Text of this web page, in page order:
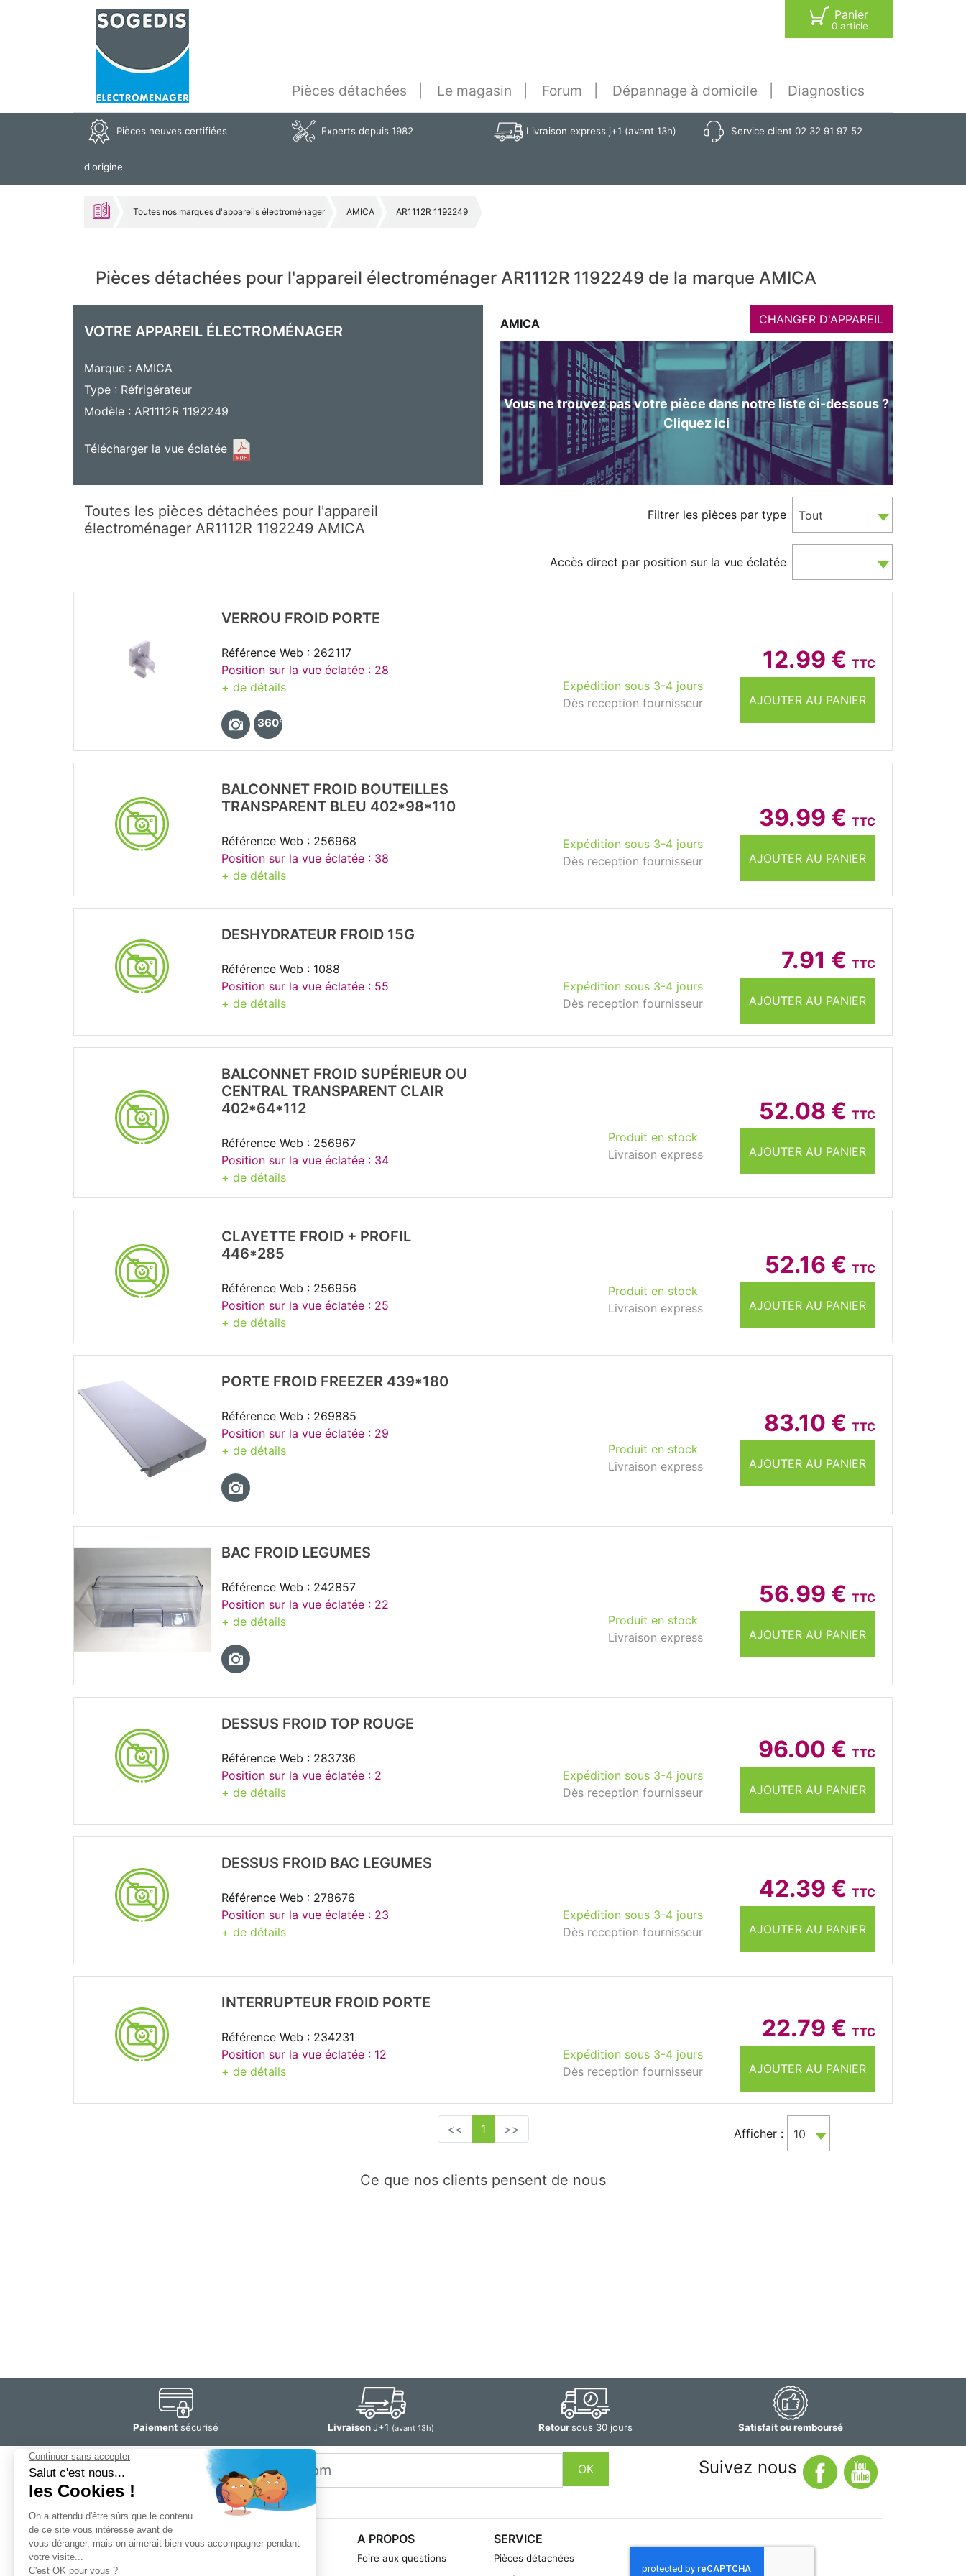
Panier
0 article
Pièces détachées Le magasin Forum Dépannage à domicile Diagnostics
Pièces neuves certifiées
d'origine
Experts depuis 1982 Livraison express j+1 (avant 13h) Service client 02 32 91 97 52
Toutes nos marques d'appareils électroménager AMICA AR1112R 1192249
Pièces détachées pour l'appareil électroménager AR1112R 1192249 de la marque AMICA
VOTRE APPAREIL ÉLECTROMÉNAGER
Marque : AMICA
Type : Réfrigérateur
Modèle : AR1112R 1192249
Télécharger la vue éclatée
AMICA CHANGER D'APPAREIL
Vous ne trouvez pas votre pièce dans notre liste ci-dessous ?
Cliquez ici
Toutes les pièces détachées pour l'appareil
électroménager AR1112R 1192249 AMICA
Filtrer les pièces par type Tout
Accès direct par position sur la vue éclatée
12.99 € TTC
AJOUTER AU PANIER
Expédition sous 3-4 jours
Dès reception fournisseur
VERROU FROID PORTE
Référence Web : 262117
Position sur la vue éclatée : 28
+ de détails
360°
39.99 € TTC
AJOUTER AU PANIER
Expédition sous 3-4 jours
Dès reception fournisseur
BALCONNET FROID BOUTEILLES
TRANSPARENT BLEU 402*98*110
Référence Web : 256968
Position sur la vue éclatée : 38
+ de détails
7.91 € TTC
AJOUTER AU PANIER
Expédition sous 3-4 jours
Dès reception fournisseur
DESHYDRATEUR FROID 15G
Référence Web : 1088
Position sur la vue éclatée : 55
+ de détails
52.08 € TTC
AJOUTER AU PANIER
Produit en stock
Livraison express
BALCONNET FROID SUPÉRIEUR OU
CENTRAL TRANSPARENT CLAIR
402*64*112
Référence Web : 256967
Position sur la vue éclatée : 34
+ de détails
52.16 € TTC
AJOUTER AU PANIER
Produit en stock
Livraison express
CLAYETTE FROID + PROFIL
446*285
Référence Web : 256956
Position sur la vue éclatée : 25
+ de détails
83.10 € TTC
AJOUTER AU PANIER
Produit en stock
Livraison express
PORTE FROID FREEZER 439*180
Référence Web : 269885
Position sur la vue éclatée : 29
+ de détails
56.99 € TTC
AJOUTER AU PANIER
Produit en stock
Livraison express
BAC FROID LEGUMES
Référence Web : 242857
Position sur la vue éclatée : 22
+ de détails
96.00 € TTC
AJOUTER AU PANIER
Expédition sous 3-4 jours
Dès reception fournisseur
DESSUS FROID TOP ROUGE
Référence Web : 283736
Position sur la vue éclatée : 2
+ de détails
42.39 € TTC
AJOUTER AU PANIER
Expédition sous 3-4 jours
Dès reception fournisseur
DESSUS FROID BAC LEGUMES
Référence Web : 278676
Position sur la vue éclatée : 23
+ de détails
22.79 € TTC
AJOUTER AU PANIER
Expédition sous 3-4 jours
Dès reception fournisseur
INTERRUPTEUR FROID PORTE
Référence Web : 234231
Position sur la vue éclatée : 12
+ de détails
<< 1 >> Afficher : 10
Ce que nos clients pensent de nous
Paiement sécurisé LivraisonJ+1 (avant 13h) Retoursous 30 jours Satisfait ou remboursé
Restez
informé
Email
OK Suivez nous
SOGEDIS SAS
3 rue Antoine Lavoisier
A PROPOS
Foire aux questions
SERVICE
Pièces détachées